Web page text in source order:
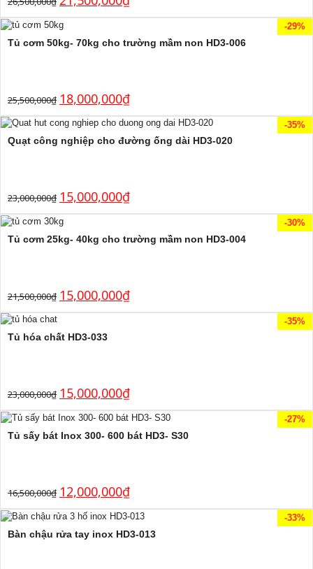
-29%
Tủ cơm 50kg- 70kg cho trường mầm non HD3-006
25,500,000₫ 18,000,000₫
-35%
Quạt công nghiệp cho đường ống dài HD3-020
23,000,000₫ 15,000,000₫
-30%
Tủ cơm 25kg- 40kg cho trường mầm non HD3-004
21,500,000₫ 15,000,000₫
-35%
Tủ hóa chất HD3-033
23,000,000₫ 15,000,000₫
-27%
Tủ sấy bát Inox 300- 600 bát HD3- S30
16,500,000₫ 12,000,000₫
-33%
Bàn chậu rửa tay inox HD3-013